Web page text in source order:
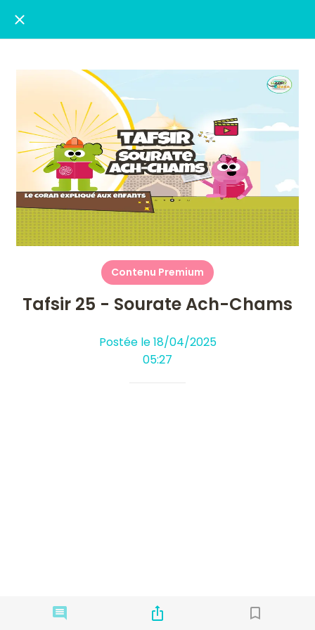
Contenu Premium
Tafsir 25 - Sourate Ach-Chams
Postée le 18/04/2025
05:27